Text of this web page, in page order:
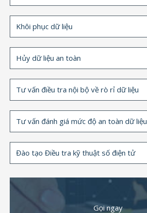
Khôi phục dữ liệu
Hủy dữ liệu an toàn
Tư vấn điều tra nội bộ về rò rỉ dữ liệu
Tư vấn đánh giá mức độ an toàn dữ liệu
Đào tạo Điều tra kỹ thuật số điện tử
Gọi ngay